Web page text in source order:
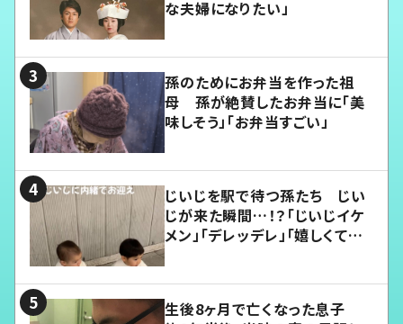
な夫婦になりたい」
孫のためにお弁当を作った祖
母 孫が絶賛したお弁当に「美
味しそう」「お弁当すごい」
じいじを駅で待つ孫たち じい
じが来た瞬間…！？「じいじイケ
メン」「デレッデレ」「嬉しくて可
生後8ヶ月で亡くなった息子